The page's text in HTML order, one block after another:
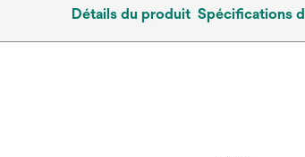
Détails du produit Spécifications